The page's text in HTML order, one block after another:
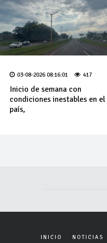
03-08-2026 08:16:01 417
Inicio de semana con
condiciones inestables en el
país,
INICIO NOTICIAS